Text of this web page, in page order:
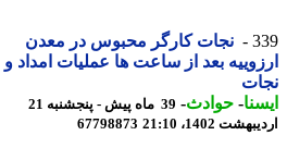
نجات کارگر محبوس در معدن
بعد از ساعت ها عملیات امداد و
-حوادث -
39 ماه پیش - پنجشنبه 21
1402، 21:10
67798873